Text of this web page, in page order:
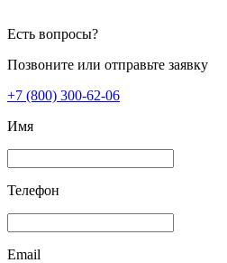
Есть вопросы?
Позвоните или отправьте заявку
+7 (800) 300-62-06
Имя
Телефон
Email